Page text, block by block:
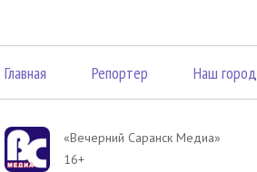
Главная Репортер Наш город
«Вечерний Саранск Mедиа»
16+